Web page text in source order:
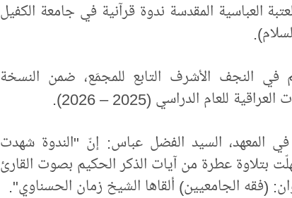
العباسية المقدسة ندوة قرآنية في جامعة الكفيل
في النجف الأشرف التابع للمجمَع، ضمن النسخة
للعام الدراسي (2025 – 2026).
المعهد، السيد الفضل عباس: إنّ "الندوة شهدت
واستُهلّت بتلاوة عطرة من آيات الذكر الحكيم بصوت القارئ
(فقه الجامعيين) ألقاها الشيخ زمان الحسناوي".